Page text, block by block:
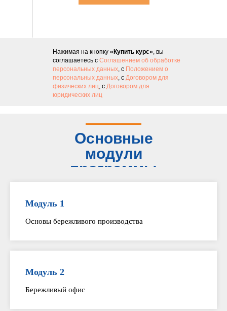
Нажимая на кнопку «Купить курс», вы
соглашаетесь с Соглашением об обработке
персональных данных, с Положением о
персональных данных, с Договором для
физических лиц, с Договором для
юридических лиц
Основные
модули
программы
Модуль 1
Основы бережливого производства
Модуль 2
Бережливый офис